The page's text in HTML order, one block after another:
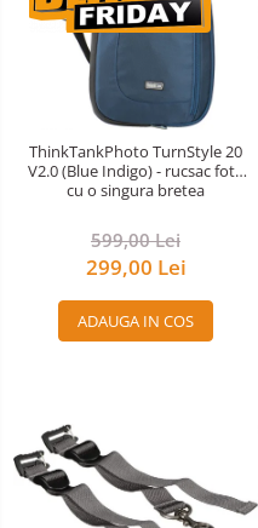
ThinkTankPhoto TurnStyle 20
V2.0 (Blue Indigo) - rucsac foto
cu o singura bretea
599,00 Lei
299,00 Lei
ADAUGA IN COS